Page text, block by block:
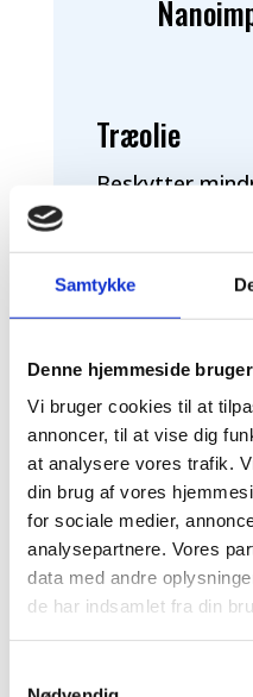
Samtykke
Denne hjemmeside
Vi bruger cookies til at
annoncer, til at vise dig
at analysere vores trafik.
din brug af vores
for sociale medier,
analysepartnere. Vores
data med andre
de har indsamlet fra din
Træolie
Beskytter
Kortere
Skal
Varm farvetone
Kan tones
Besværligt at
Dyrt at få